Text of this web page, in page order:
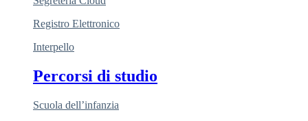
Registro Elettronico
Interpello
Percorsi di studio
Scuola dell’infanzia